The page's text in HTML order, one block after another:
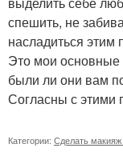
спешить, не
насладиться
Это мои основные
были ли они вам
Согласны с этими
Категории: Сделать макияж